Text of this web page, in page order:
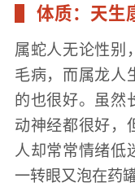
体质：天生
属蛇人无论性别
毛病，而属龙人
的也很好。虽然
动神经都很好，
人却常常情绪低
一转眼又泡在药